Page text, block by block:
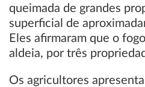
queimada de grandes
superficial de
Eles afirmaram que o
aldeia, por três
Os agricultores